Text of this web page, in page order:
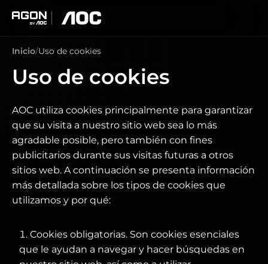
Inicio Uso de cookies
Uso de cookies
AOC utiliza cookies principalmente para garantizar
que su visita a nuestro sitio web sea lo más
agradable posible, pero también con fines
publicitarios durante sus visitas futuras a otros
sitios web. A continuación se presenta información
más detallada sobre los tipos de cookies que
utilizamos y por qué:
Cookies obligatorias. Son cookies esenciales
que le ayudan a navegar y hacer búsquedas en